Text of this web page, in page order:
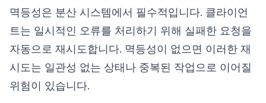
멱등성은 분산 시스템에서 필수적입니다. 클라이언
트는 일시적인 오류를 처리하기 위해 실패한 요청을
자동으로 재시도합니다. 멱등성이 없으면 이러한 재
시도는 일관성 없는 상태나 중복된 작업으로 이어질
위험이 있습니다.